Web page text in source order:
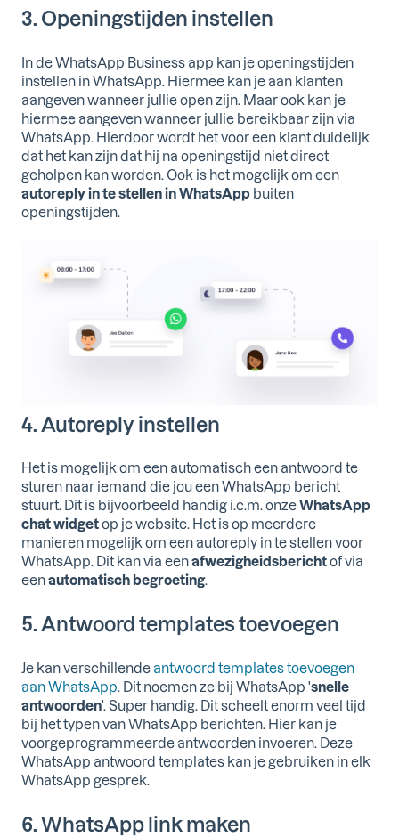
3. Openingstijden instellen
In de WhatsApp Business app kan je openingstijden
instellen in WhatsApp. Hiermee kan je aan klanten
aangeven wanneer jullie open zijn. Maar ook kan je
hiermee aangeven wanneer jullie bereikbaar zijn via
WhatsApp. Hierdoor wordt het voor een klant duidelijk
dat het kan zijn dat hij na openingstijd niet direct
geholpen kan worden. Ook is het mogelijk om een
autoreply in te stellen in WhatsApp buiten
openingstijden.
4. Autoreply instellen
Het is mogelijk om een automatisch een antwoord te
sturen naar iemand die jou een WhatsApp bericht
stuurt. Dit is bijvoorbeeld handig i.c.m. onzeWhatsApp
chat widgetop je website. Het is op meerdere
manieren mogelijk om een autoreply in te stellen voor
WhatsApp. Dit kan via eenafwezigheidsberichtof via
eenautomatisch begroeting.
5. Antwoord templates toevoegen
Je kan verschillendeantwoord templates toevoegen
aan WhatsApp. Dit noemen ze bij WhatsApp 'snelle
antwoorden'. Super handig. Dit scheelt enorm veel tijd
bij het typen van WhatsApp berichten. Hier kan je
voorgeprogrammeerde antwoorden invoeren. Deze
WhatsApp antwoord templates kan je gebruiken in elk
WhatsApp gesprek.
6. WhatsApp link maken